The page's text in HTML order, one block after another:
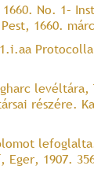
No. 1–
1660.
Protocolla
részére.
1907.